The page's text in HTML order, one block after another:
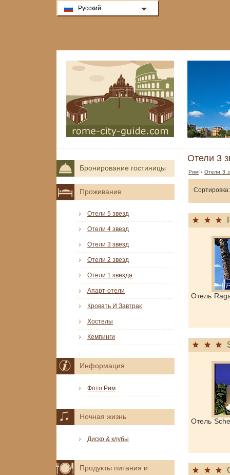
Отели 3
Рим ›Отели 3
Сортировка:
Отель
Отель
Бронирование гостиницы
Проживание
Отели 5 звезд
Отели 4 звезд
Отели 3 звезд
Отели 2 звезд
Отели 1 звезда
Апарт-отели
Кровать И Завтрак
Хостелы
Кемпинги
Информация
Фото Рим
Ночная жизнь
Диско & клубы
Продукты питания и
Русский